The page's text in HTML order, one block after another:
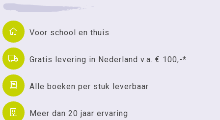
Voor school en thuis
Gratis levering in Nederland v.a. € 100,-*
Alle boeken per stuk leverbaar
Meer dan 20 jaar ervaring